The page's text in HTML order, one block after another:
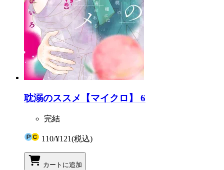
耽溺のススメ【マイクロ】 6
完結
110/¥121(税込)
カートに追加